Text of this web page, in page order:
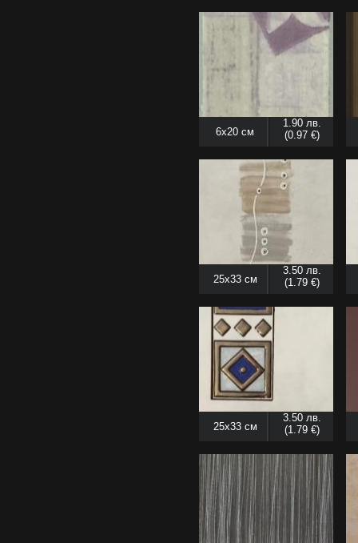
6x20 см
1.90 лв.
(0.97 €)
25x33 см
3.50 лв.
(1.79 €)
25x33 см
3.50 лв.
(1.79 €)